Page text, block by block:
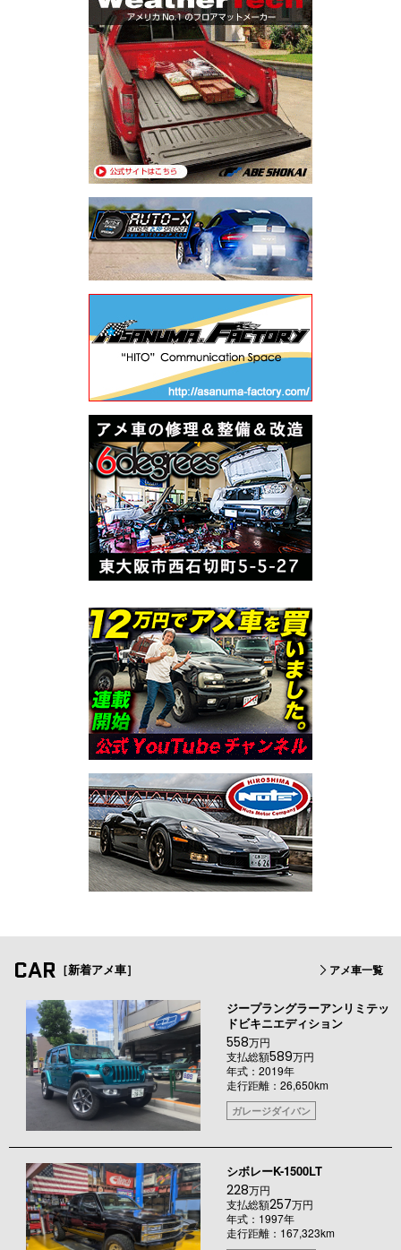
CAR ［新着アメ車］ アメ車一覧
ジープラングラーアンリミテッ
ドビキニエディション
558万円
支払総額589万円
年式：2019年
走行距離：26,650km
ガレージダイバン
シボレーK-1500LT
228万円
支払総額257万円
年式：1997年
走行距離：167,323km